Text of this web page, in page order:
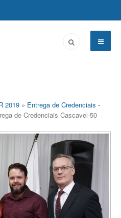
2019 » Entrega de Credenciais -
de Credenciais Cascavel-50